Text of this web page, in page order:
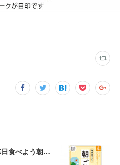
元気応援キャンペーン4月「毎日食べよう朝ごはん」